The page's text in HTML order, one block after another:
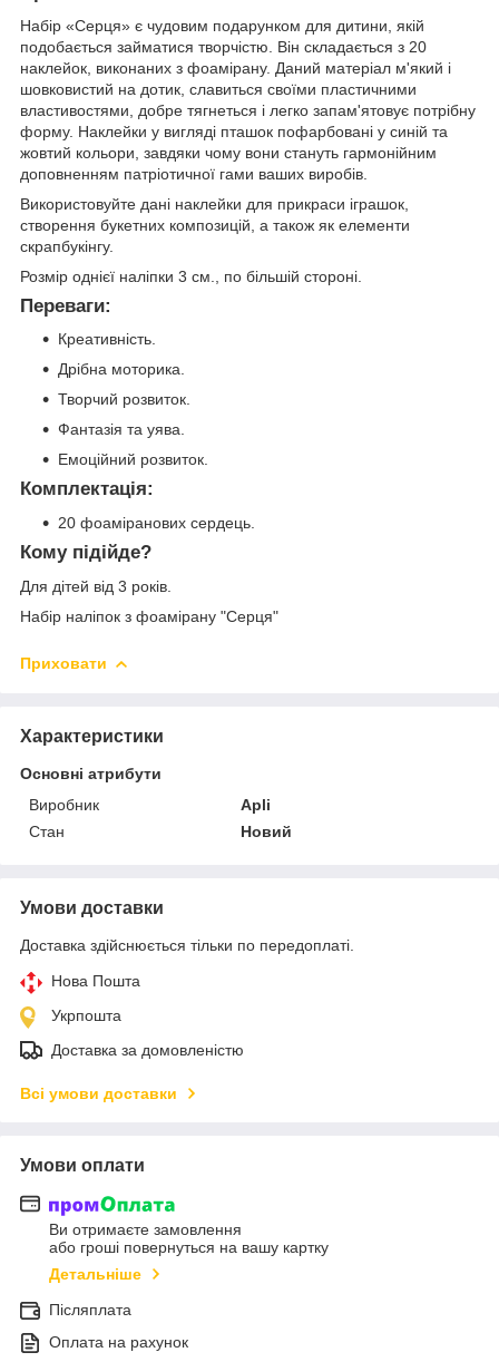
Набір «Серця» є чудовим подарунком для дитини, якій
подобається займатися творчістю. Він складається з 20
наклейок, виконаних з фоамірану. Даний матеріал м'який і
шовковистий на дотик, славиться своїми пластичними
властивостями, добре тягнеться і легко запам'ятовує потрібну
форму. Наклейки у вигляді пташок пофарбовані у синій та
жовтий кольори, завдяки чому вони стануть гармонійним
доповненням патріотичної гами ваших виробів.
Використовуйте дані наклейки для прикраси іграшок,
створення букетних композицій, а також як елементи
скрапбукінгу.
Розмір однієї наліпки 3 см., по більшій стороні.
Переваги:
Креативність.
Дрібна моторика.
Творчий розвиток.
Фантазія та уява.
Емоційний розвиток.
Комплектація:
20 фоаміранових сердець.
Кому підійде?
Для дітей від 3 років.
Набір наліпок з фоамірану "Серця"
Приховати
Характеристики
Основні атрибути
Виробник
Apli
Стан
Новий
Умови доставки
Доставка здійснюється тільки по передоплаті.
Нова Пошта
Укрпошта
Доставка за домовленістю
Всі умови доставки
Умови оплати
Ви отримаєте замовлення
або гроші повернуться на вашу картку
Детальніше
Післяплата
Оплата на рахунок